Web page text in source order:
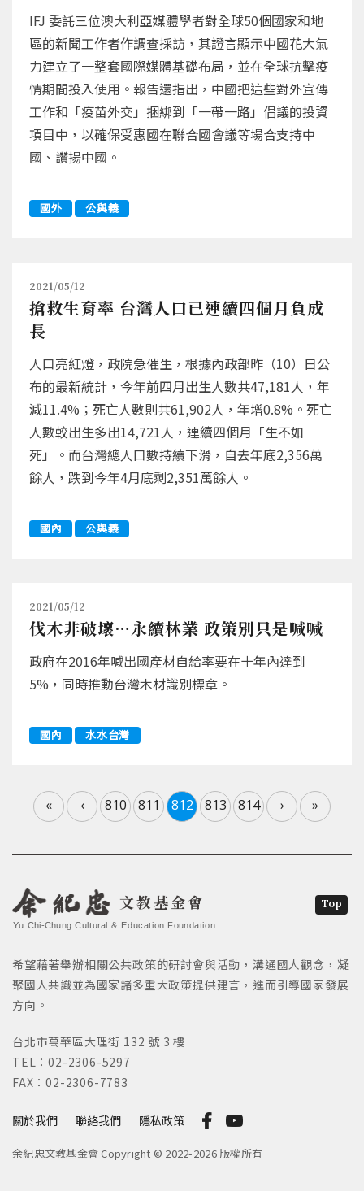
IFJ 委託三位澳大利亞媒體學者對全球50個國家和地
區的新聞工作者作調查採訪，其證言顯示中國花大氣
力建立了一整套國際媒體基礎布局，並在全球抗擊疫
情期間投入使用。報告還指出，中國把這些對外宣傳
工作和「疫苗外交」捆綁到「一帶一路」倡議的投資
項目中，以確保受惠國在聯合國會議等場合支持中
國、讚揚中國。
國外 公與義
2021/05/12
搶救生育率 台灣人口已連續四個月負成
長
人口亮紅燈，政院急催生，根據內政部昨（10）日公
布的最新統計，今年前四月出生人數共47,181人，年
減11.4%；死亡人數則共61,902人，年增0.8%。死亡
人數較出生多出14,721人，連續四個月「生不如
死」。而台灣總人口數持續下滑，自去年底2,356萬
餘人，跌到今年4月底剩2,351萬餘人。
國內 公與義
2021/05/12
伐木非破壞…永續林業 政策別只是喊喊
政府在2016年喊出國產材自給率要在十年內達到
5%，同時推動台灣木材識別標章。
國內 水水台灣
« ‹ 810 811 812 813 814 › »
文教基金會
Yu Chi-Chung Cultural & Education Foundation
關於我們 聯絡我們 隱私政策
希望藉著舉辦相關公共政策的研討會與活動，溝通國人觀念，凝
聚國人共識並為國家諸多重大政策提供建言，進而引導國家發展
方向。
台北市萬華區大理街 132 號 3 樓
TEL：02-2306-5297
FAX：02-2306-7783
余紀忠文教基金會 Copyright © 2022-2026 版權所有
Top